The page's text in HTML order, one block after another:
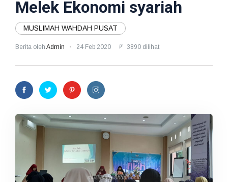
Melek Ekonomi syariah
MUSLIMAH WAHDAH PUSAT
Berita oleh Admin 24 Feb 2020 3890 dilihat